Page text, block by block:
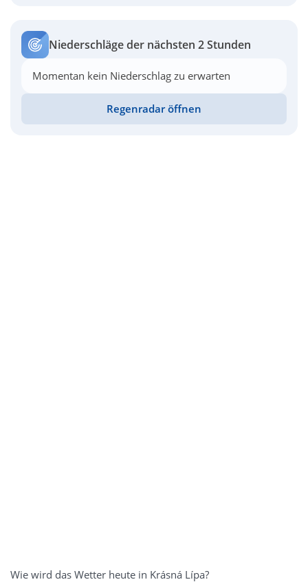
Niederschläge der nächsten 2 Stunden
Momentan kein Niederschlag zu erwarten
Regenradar öffnen
Wie wird das Wetter heute in Krásná Lípa?